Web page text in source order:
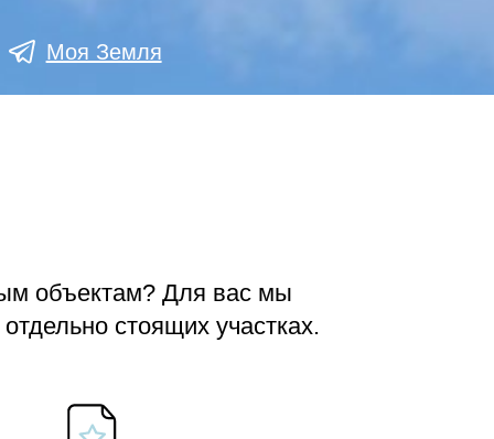
Моя Земля
объектам? Для вас мы
стоящих участках.